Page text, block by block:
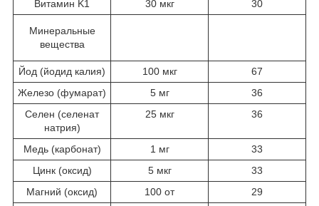
Витамин K1
30 мкг 30
Минеральные
вещества
Йод (йодид калия) 100 мкг
67
Железо (фумарат)
5 мг
36
Селен (селенат
натрия)
25 мкг 36
Медь (карбонат) 1 мг
33
Цинк (оксид)
5 мкг
33
Магний (оксид)
100 от
29